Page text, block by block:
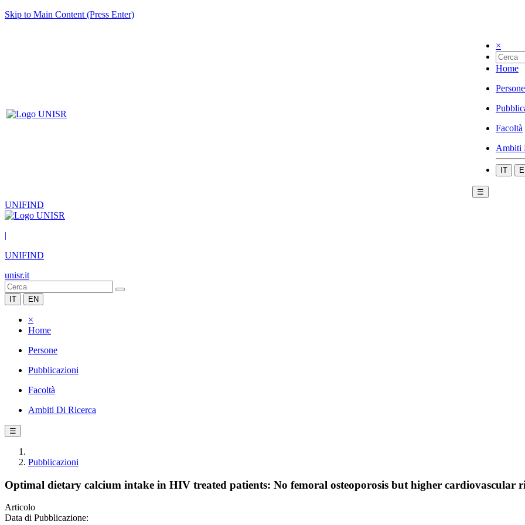
Skip to Main Content (Press Enter)
×
Home
Persone
Facoltà
Ambiti
IT
☰
UNIFIND
|
UNIFIND
unisr.it
IT EN
×
Home
Persone
Pubblicazioni
Facoltà
Ambiti Di Ricerca
☰
Pubblicazioni
Optimal dietary calcium intake in HIV treated patients: No femoral osteoporosis but higher cardiovascular
Articolo
Data di Pubblicazione: